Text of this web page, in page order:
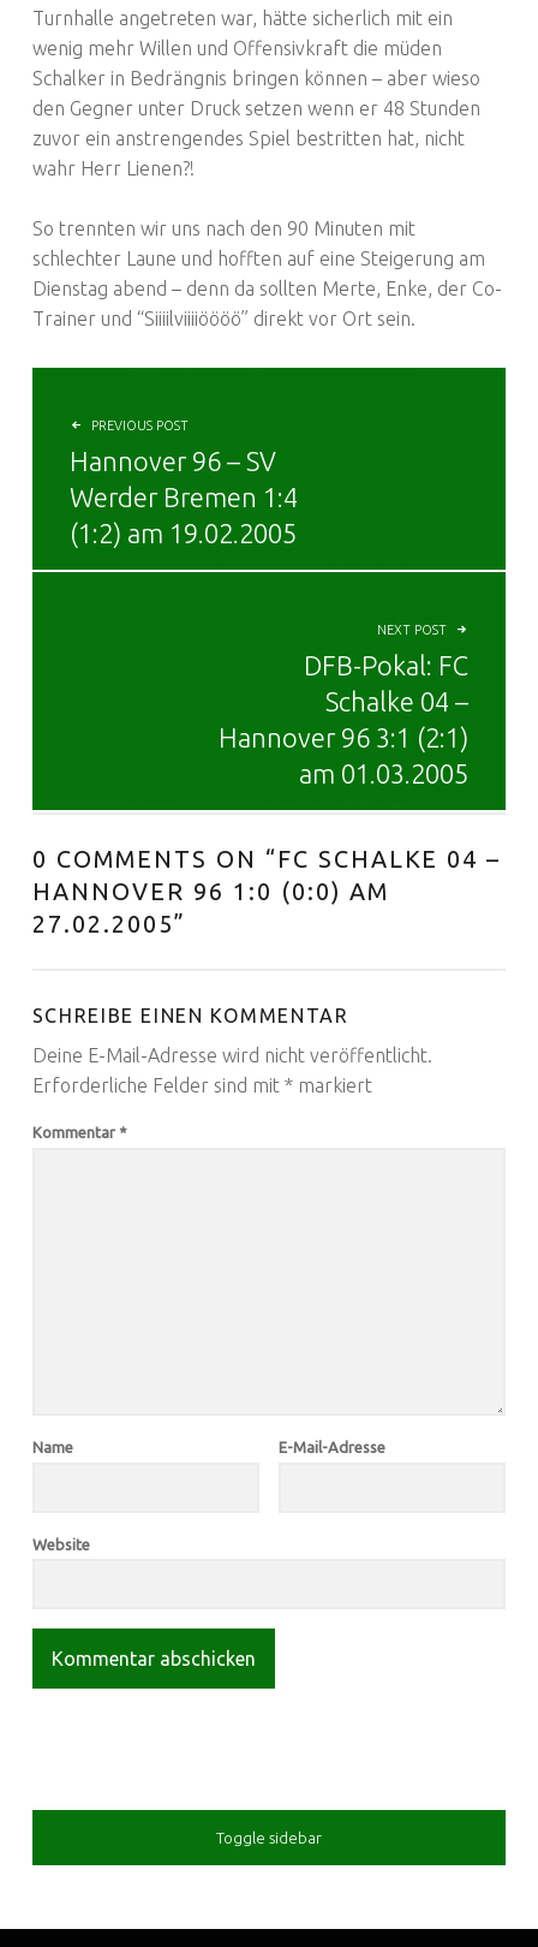
Turnhalle angetreten war, hätte sicherlich mit ein
wenig mehr Willen und Offensivkraft die müden
Schalker in Bedrängnis bringen können – aber wieso
den Gegner unter Druck setzen wenn er 48 Stunden
zuvor ein anstrengendes Spiel bestritten hat, nicht
wahr Herr Lienen?!
So trennten wir uns nach den 90 Minuten mit
schlechter Laune und hofften auf eine Steigerung am
Dienstag abend – denn da sollten Merte, Enke, der Co-
Trainer und “Siiiilviiiiöööö” direkt vor Ort sein.
BEITRAGSNAVIGATION
PREVIOUS POST
Hannover 96 – SV
Werder Bremen 1:4
(1:2) am 19.02.2005
NEXT POST
DFB-Pokal: FC
Schalke 04 –
Hannover 96 3:1 (2:1)
am 01.03.2005
0 COMMENTS ON “ FC SCHALKE 04 –
HANNOVER 96 1:0 (0:0) AM
27.02.2005”
SCHREIBE EINEN KOMMENTAR
Deine E-Mail-Adresse wird nicht veröffentlicht.
Erforderliche Felder sind mit *markiert
Kommentar *
Name E-Mail-Adresse
Website
SIDEBAR
Toggle sidebar